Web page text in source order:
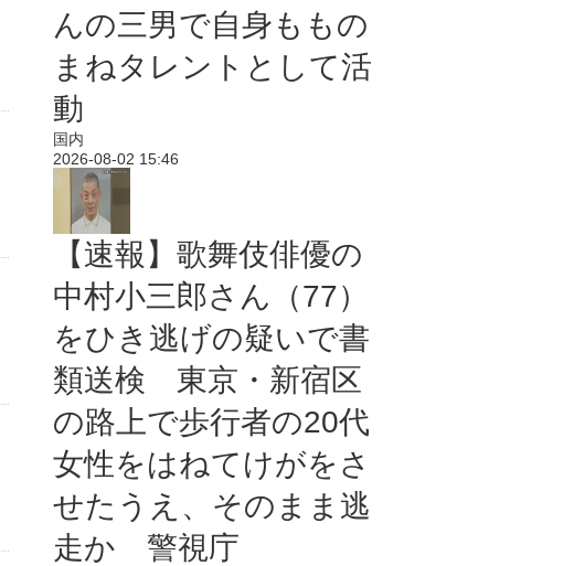
んの三男で自身ももの
まねタレントとして活
動
国内
2026-08-02 15:46
【速報】歌舞伎俳優の
中村小三郎さん（77）
をひき逃げの疑いで書
類送検 東京・新宿区
の路上で歩行者の20代
女性をはねてけがをさ
せたうえ、そのまま逃
走か 警視庁